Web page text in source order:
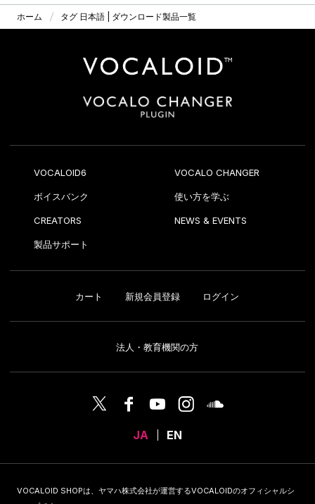
ホーム タグ 日本語 | ダウンロード製品一覧
VOCALOID6 VOCALO CHANGER
ボイスバンク 使い方を学ぶ
CREATORS NEWS & EVENTS
製品サポート
カート 新規会員登録 ログイン
法人・教育機関の方
JA EN
VOCALOID SHOPは、ヤマハ株式会社が運営するVOCALOIDのオフィシャルシ